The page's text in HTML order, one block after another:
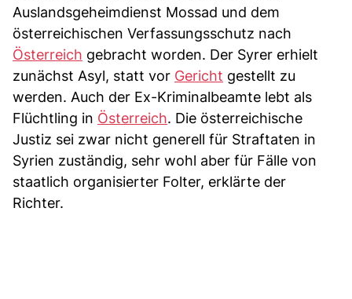
Auslandsgeheimdienst Mossad und dem
österreichischen Verfassungsschutz nach
Österreich gebracht worden. Der Syrer erhielt
zunächst Asyl, statt vor Gericht gestellt zu
werden. Auch der Ex-Kriminalbeamte lebt als
Flüchtling in Österreich. Die österreichische
Justiz sei zwar nicht generell für Straftaten in
Syrien zuständig, sehr wohl aber für Fälle von
staatlich organisierter Folter, erklärte der
Richter.